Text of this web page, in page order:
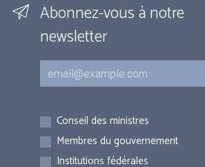
Abonnez-vous à notre
newsletter
Courriel
Inscriptions
Conseil des ministres
Membres du gouvernement
Institutions fédérales